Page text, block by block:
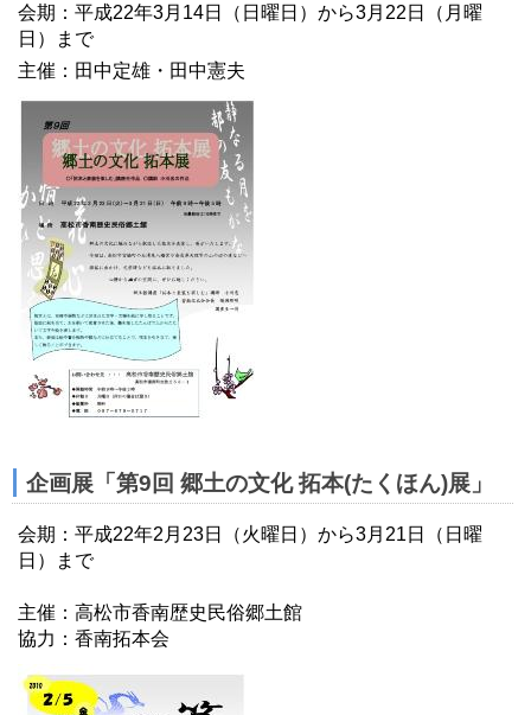
会期：平成22年3月14日（日曜日）から3月22日（月曜
日）まで
主催：田中定雄・田中憲夫
企画展「第9回 郷土の文化 拓本(たくほん)展」
会期：平成22年2月23日（火曜日）から3月21日（日曜
日）まで
主催：高松市香南歴史民俗郷土館
協力：香南拓本会